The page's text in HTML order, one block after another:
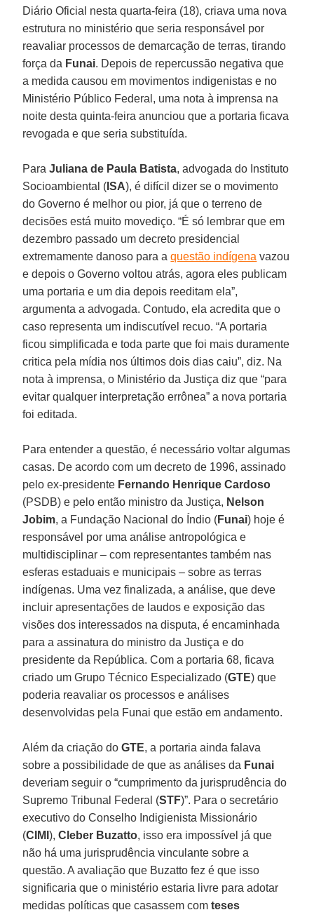
Diário Oficial nesta quarta-feira (18), criava uma nova
estrutura no ministério que seria responsável por
reavaliar processos de demarcação de terras, tirando
força da Funai. Depois de repercussão negativa que
a medida causou em movimentos indigenistas e no
Ministério Público Federal, uma nota à imprensa na
noite desta quinta-feira anunciou que a portaria ficava
revogada e que seria substituída.
ParaJuliana de Paula Batista, advogada do Instituto
Socioambiental ( ISA), é difícil dizer se o movimento
do Governo é melhor ou pior, já que o terreno de
decisões está muito movediço. “É só lembrar que em
dezembro passado um decreto presidencial
extremamente danoso para aquestão indígena vazou
e depois o Governo voltou atrás, agora eles publicam
uma portaria e um dia depois reeditam ela”,
argumenta a advogada. Contudo, ela acredita que o
caso representa um indiscutível recuo. “A portaria
ficou simplificada e toda parte que foi mais duramente
critica pela mídia nos últimos dois dias caiu”, diz. Na
nota à imprensa, o Ministério da Justiça diz que “para
evitar qualquer interpretação errônea” a nova portaria
foi editada.
Para entender a questão, é necessário voltar algumas
casas. De acordo com um decreto de 1996, assinado
pelo ex-presidente Fernando Henrique Cardoso
(PSDB) e pelo então ministro da Justiça, Nelson
Jobim, a Fundação Nacional do Índio (Funai) hoje é
responsável por uma análise antropológica e
multidisciplinar – com representantes também nas
esferas estaduais e municipais – sobre as terras
indígenas. Uma vez finalizada, a análise, que deve
incluir apresentações de laudos e exposição das
visões dos interessados na disputa, é encaminhada
para a assinatura do ministro da Justiça e do
presidente da República. Com a portaria 68, ficava
criado um Grupo Técnico Especializado (GTE) que
poderia reavaliar os processos e análises
desenvolvidas pela Funai que estão em andamento.
Além da criação doGTE, a portaria ainda falava
sobre a possibilidade de que as análises da Funai
deveriam seguir o “cumprimento da jurisprudência do
Supremo Tribunal Federal (STF)”. Para o secretário
executivo do Conselho Indigienista Missionário
(CIMI),Cleber Buzatto, isso era impossível já que
não há uma jurisprudência vinculante sobre a
questão. A avaliação que Buzatto fez é que isso
significaria que o ministério estaria livre para adotar
medidas políticas que casassem comteses